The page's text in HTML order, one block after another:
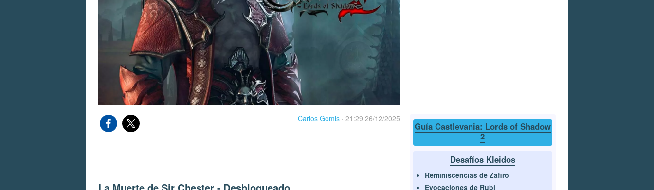
Carlos Gomis · 21:29 26/12/2025
Guía Castlevania: Lords of Shadow
2
Desafíos Kleidos
Reminiscencias de Zafiro
Evocaciones de Rubí